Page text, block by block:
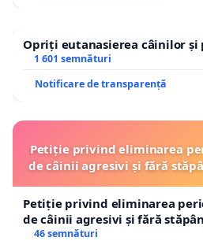
Opriți eutanasierea câinilor și
1 601 semnături
Notificare de transparență
Petiție privind eliminarea
de câinii agresivi și fără
Petiție privind eliminarea
de câinii agresivi și fără
46 semnături